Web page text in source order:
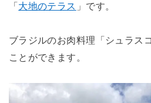
「大地のテラス 」です。
ブラジルのお肉料理「シュラス
ことができます。